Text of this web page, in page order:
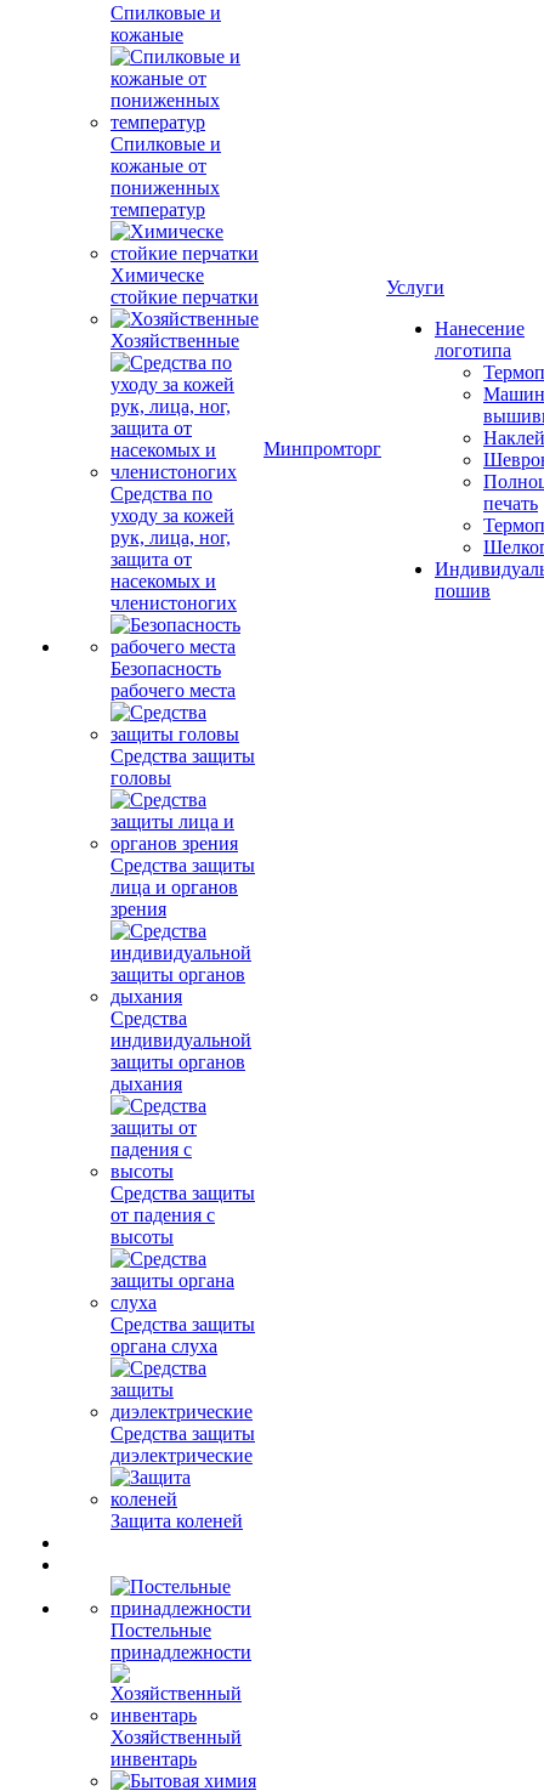
Спилковые и
кожаные
Спилковые и
кожаные от
пониженных
температур
Химическе
стойкие перчатки
Хозяйственные
Средства по
уходу за кожей
рук, лица, ног,
защита от
насекомых и
членистоногих
Безопасность
рабочего места
Средства защиты
головы
Средства защиты
лица и органов
зрения
Средства
индивидуальной
защиты органов
дыхания
Средства защиты
от падения с
высоты
Средства защиты
органа слуха
Средства защиты
диэлектрические
Защита коленей
Постельные
принадлежности
Хозяйственный
инвентарь
Минпромторг
Услуги
Нанесение
логотипа
печать
пошив